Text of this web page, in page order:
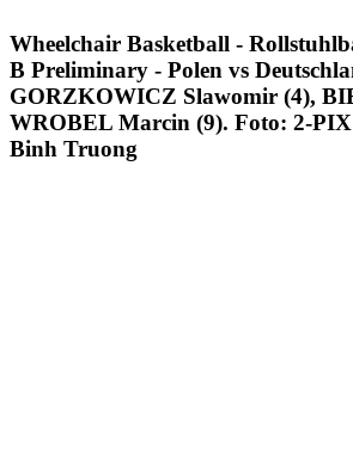
Wheelchair Basketball -
B Preliminary - Polen vs
GORZKOWICZ Slawomir (4),
WROBEL Marcin (9). Foto: 2-
Binh Truong